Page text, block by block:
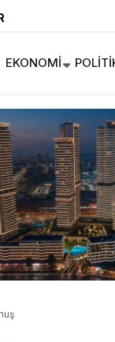
EKONOMI